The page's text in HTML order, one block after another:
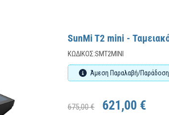
SunMi T2 mini -
ΚΩΔΙΚΌΣ:SMT2MINI
Άμεση Παραλαβή/
675,00 € 621,00 €